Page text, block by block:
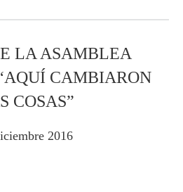
LA ASAMBLEA
CAMBIARON
COSAS”
2016